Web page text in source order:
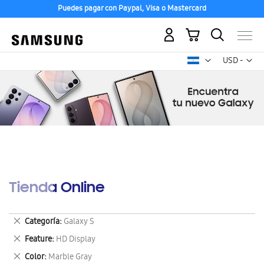
Puedes pagar con Paypal, Visa o Mastercard
USD -
dólar
Mi carrito
Tienda Online
Categoría Galaxy S
Eliminar
este
artículo
Feature HD Display
Eliminar
este
Color Marble Gray
Eliminar